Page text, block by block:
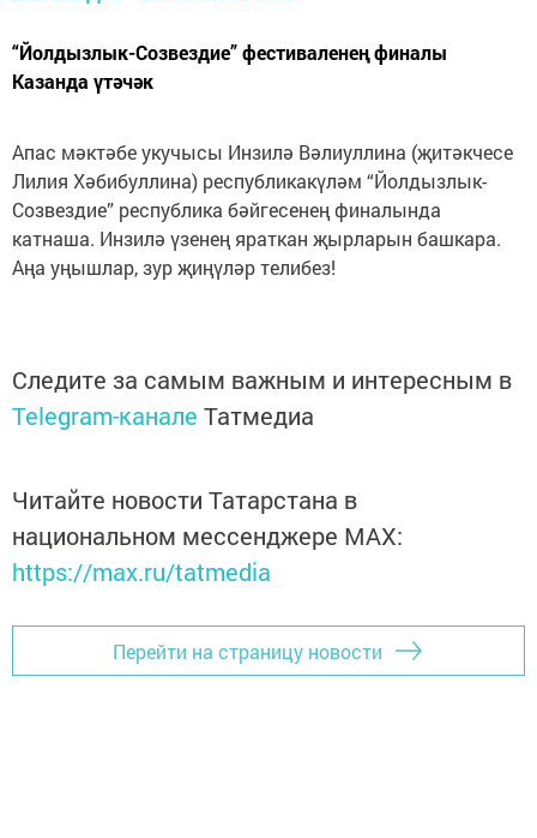
“Йолдызлык-Созвездие” фестиваленең финалы
Казанда үтәчәк
Апас мәктәбе укучысы Инзилә Вәлиуллина (җитәкчесе
Лилия Хәбибуллина) республикакүләм “Йолдызлык-
Созвездие” республика бәйгесенең финалында
катнаша. Инзилә үзенең яраткан җырларын башкара.
Аңа уңышлар, зур җиңүләр телибез!
Следите за самым важным и интересным в
Telegram-канале Татмедиа
Читайте новости Татарстана в
национальном мессенджере MАХ:
https://max.ru/tatmedia
Перейти на страницу новости